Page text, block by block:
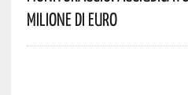
Milione Di Euro